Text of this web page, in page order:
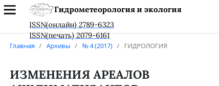
Гидрометеорология и экология
ISSN(онлайн) 2789-6323
ISSN(печать) 2079-6161
Главная / Архивы / № 4 (2017) / ГИДРОЛОГИЯ
ИЗМЕНЕНИЯ АРЕАЛОВ